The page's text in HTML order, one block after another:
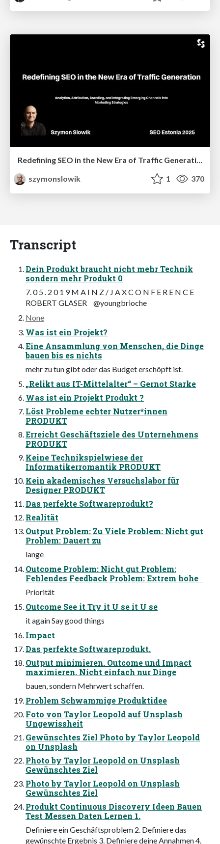
Redefining SEO in the New Era of Traffic Generation
szymonslowik
1 370
Transcript
Dein Produkt braucht nicht mehr Technik
sondern mehr Produkt 0
7. 0 5 . 2 0 1 9 M A I N Z / J A X C O N F E R E N C E
ROBERT GLASER @youngbrioche
None
Was ist ein Projekt?
Eine Ansammlung von Menschen, die Dinge
bauen bis es nichts
mehr zu tun gibt oder das Budget erschöpft ist.
„Relikt aus IT-Mittelalter“ – Gernot Starke
Was ist ein Projekt Produkt ?
Löst Probleme echter Nutzer*innen
PRODUKT
Erreicht Geschäftsziele des Unternehmens
PRODUKT
Keine Technikspielwiese der
Informatikerromantik PRODUKT
Kein akademisches Versuchslabor für
Designer PRODUKT
Das perfekte Softwareprodukt?
Realität
Output Problem: Zu Viele Problem: Nicht gut
Problem: Dauert zu
lange
Outcome Problem: Nicht gut Problem:
Fehlendes Feedback Problem: Extrem hohe
Priorität
Outcome See it Try it U se it U se
it again Say good things
Impact
Das perfekte Softwareprodukt.
Output minimieren. Outcome und Impact
maximieren. Nicht einfach nur Dinge
bauen, sondern Mehrwert schaffen.
Problem Schwammige Produktidee
Foto von Taylor Leopold auf Unsplash
Ungewissheit
Gewünschtes Ziel Photo by Taylor Leopold
on Unsplash
Photo by Taylor Leopold on Unsplash
Gewünschtes Ziel
Photo by Taylor Leopold on Unsplash
Gewünschtes Ziel
Produkt Continuous Discovery Ideen Bauen
Test Messen Daten Lernen 1.
Definiere ein Geschäftsproblem 2. Definiere das
gewünschte Ergebnis 3. Definiere deine Annahmen 4.